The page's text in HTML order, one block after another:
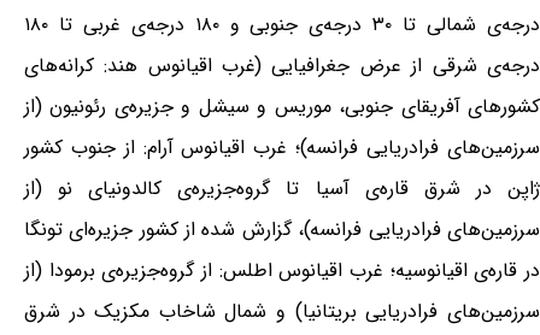
درجه‌ی شمالی تا ۳۰ درجه‌ی جنوبی و ۱۸۰ درجه‌ی غربی تا ۱۸۰
درجه‌ی شرقی از عرض جغرافیایی (غرب اقیانوس هند: کرانه‌های
کشورهای آفریقای جنوبی، موریس و سیشل و جزیره‌ی رئونیون (از
سرزمین‌های فرادریایی فرانسه)؛ غرب اقیانوس آرام: از جنوب کشور
ژاپن در شرق قاره‌ی آسیا تا گروه‌جزیره‌ی کالدونیای نو (از
سرزمین‌های فرادریایی فرانسه)، گزارش شده از کشور جزیره‌ای تونگا
در قاره‌ی اقیانوسیه؛ غرب اقیانوس اطلس: از گروه‌جزیره‌ی برمودا (از
سرزمین‌های فرادریایی بریتانیا) و شمال شاخاب مکزیک در شرق